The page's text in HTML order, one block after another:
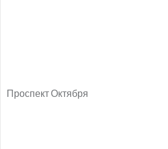
Проспект Октября